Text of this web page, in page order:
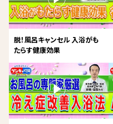
脱！風呂キャンセル 入浴がも
たらす健康効果